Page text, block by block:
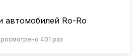
автомобилей Ro-Ro
401 раз